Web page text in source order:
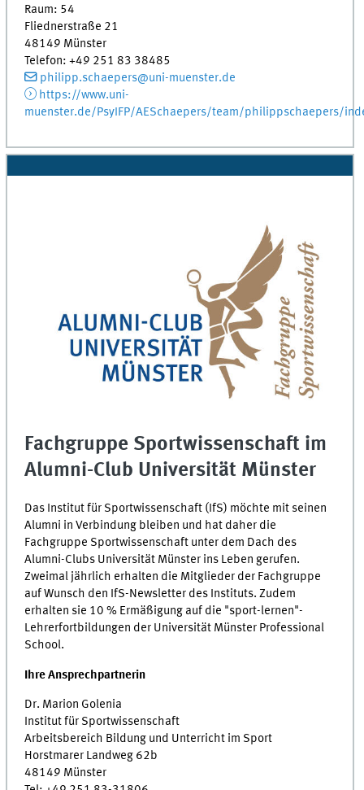
Raum: 54
Fliednerstraße 21
48149 Münster
Telefon: +49 251 83 38485
philipp.schaepers@uni-muenster.de
https://www.uni-
muenster.de/PsyIFP/AESchaepers/team/philippschaepers/
Fachgruppe Sportwissenschaft im
Alumni-Club Universität Münster
Das Institut für Sportwissenschaft (IfS) möchte mit seinen
Alumni in Verbindung bleiben und hat daher die
Fachgruppe Sportwissenschaft unter dem Dach des
Alumni-Clubs Universität Münster ins Leben gerufen.
Zweimal jährlich erhalten die Mitglieder der Fachgruppe
auf Wunsch den IfS-Newsletter des Instituts. Zudem
erhalten sie 10 % Ermäßigung auf die "sport-lernen"-
Lehrerfortbildungen der Universität Münster Professional
School.
Ihre Ansprechpartnerin
Dr. Marion Golenia
Institut für Sportwissenschaft
Arbeitsbereich Bildung und Unterricht im Sport
Horstmarer Landweg 62b
48149 Münster